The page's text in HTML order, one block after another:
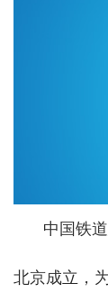
中国铁
北京成立，